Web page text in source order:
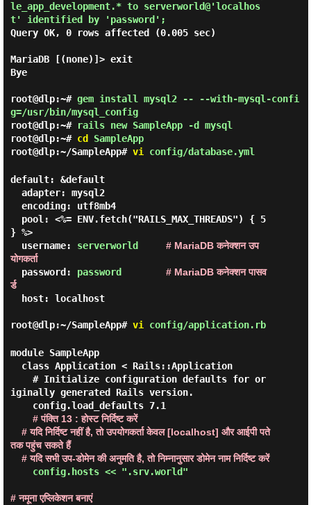
le_app_development.* to serverworld@'localhos
t' identified by 'password';
Query OK, 0 rows affected (0.005 sec)
MariaDB [(none)]> exit
Bye
root@dlp:~# gem install mysql2 -- --with-mysql-confi
g=/usr/bin/mysql_config
root@dlp:~# rails new SampleApp -d mysql
root@dlp:~# cd SampleApp
root@dlp:~/SampleApp# vi config/database.yml
default: &default
} %>
  username:
serverworld
# MariaDB कनेक्शन उप
योगकर्ता
  password:
password
# MariaDB कनेक्शन पासव
र्ड
root@dlp:~/SampleApp# vi config/application.rb
module SampleApp
iginally generated Rails version.
# पंक्ति 13 : होस्ट निर्दिष्ट करें
तक पहुंच सकते हैं
    # यदि सभी उप-डोमेन की अनुमति है, तो निम्नानुसार डोमेन नाम निर्दिष्ट करें
config.hosts << ".srv.world"
# नमूना एप्लिकेशन बनाएं